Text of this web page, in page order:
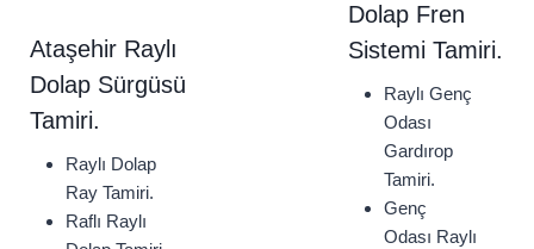
Ataşehir Raylı
Dolap Sürgüsü
Tamiri.
Raylı Dolap
Ray Tamiri.
Raflı Raylı
Dolap Fren
Sistemi Tamiri.
Raylı Genç
Odası
Gardırop
Tamiri.
Genç
Odası Raylı